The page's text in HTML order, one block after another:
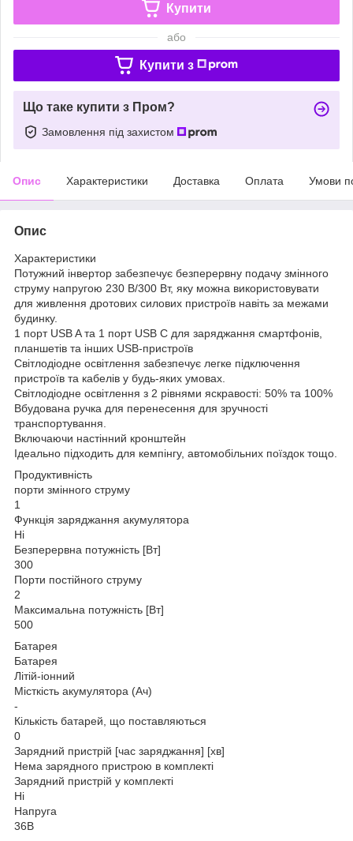
Купити
або
Купити з
Що таке купити з Пром?
Замовлення під захистом
Опис Характеристики Доставка Оплата Умови
Опис
Характеристики
Потужний інвертор забезпечує безперервну подачу змінного
струму напругою 230 В/300 Вт, яку можна використовувати
для живлення дротових силових пристроїв навіть за межами
будинку.
1 порт USB A та 1 порт USB C для заряджання смартфонів,
планшетів та інших USB-пристроїв
Світлодіодне освітлення забезпечує легке підключення
пристроїв та кабелів у будь-яких умовах.
Світлодіодне освітлення з 2 рівнями яскравості: 50% та 100%
Вбудована ручка для перенесення для зручності
транспортування.
Включаючи настінний кронштейн
Ідеально підходить для кемпінгу, автомобільних поїздок тощо.
Продуктивність
порти змінного струму
1
Функція заряджання акумулятора
Ні
Безперервна потужність [Вт]
300
Порти постійного струму
2
Максимальна потужність [Вт]
500
Батарея
Батарея
Літій-іонний
Місткість акумулятора (Ач)
-
Кількість батарей, що поставляються
0
Зарядний пристрій [час заряджання] [хв]
Нема зарядного пристрою в комплекті
Зарядний пристрій у комплекті
Ні
Напруга
36В